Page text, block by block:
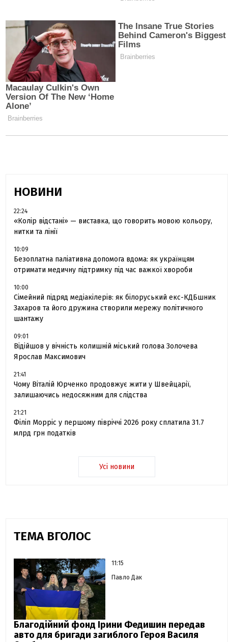
НОВИНИ
22:24
«Колір відстані» — виставка, що говорить мовою кольору,
нитки та лінії
10:09
Безоплатна паліативна допомога вдома: як українцям
отримати медичну підтримку під час важкої хвороби
10:00
Сімейний підряд медіакілерів: як білоруський екс-КДБшник
Захаров та його дружина створили мережу політичного
шантажу
09:01
Відійшов у вічність колишній міський голова Золочева
Ярослав Максимович
21:41
Чому Віталій Юрченко продовжує жити у Швейцарії,
залишаючись недосяжним для слідства
21:21
Філіп Морріс у першому півріччі 2026 року сплатила 31.7
млрд грн податків
Усі новини
ТЕМА ВГОЛОС
11:15
Павло Дак
Благодійний фонд Ірини Федишин передав
авто для бригади загиблого Героя Василя